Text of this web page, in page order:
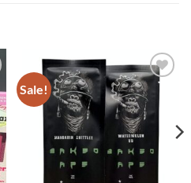
Sale!
Add to
wishlist